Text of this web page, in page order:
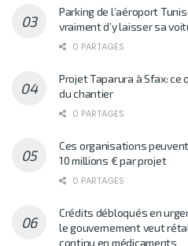
Parking de l’aéroport
vraiment d’y laisser sa
0 PARTAGES
Projet Taparura à Sfax: ce
du chantier
0 PARTAGES
Ces organisations
10 millions € par projet
0 PARTAGES
Crédits débloqués en
le gouvernement veut
continu en médicaments